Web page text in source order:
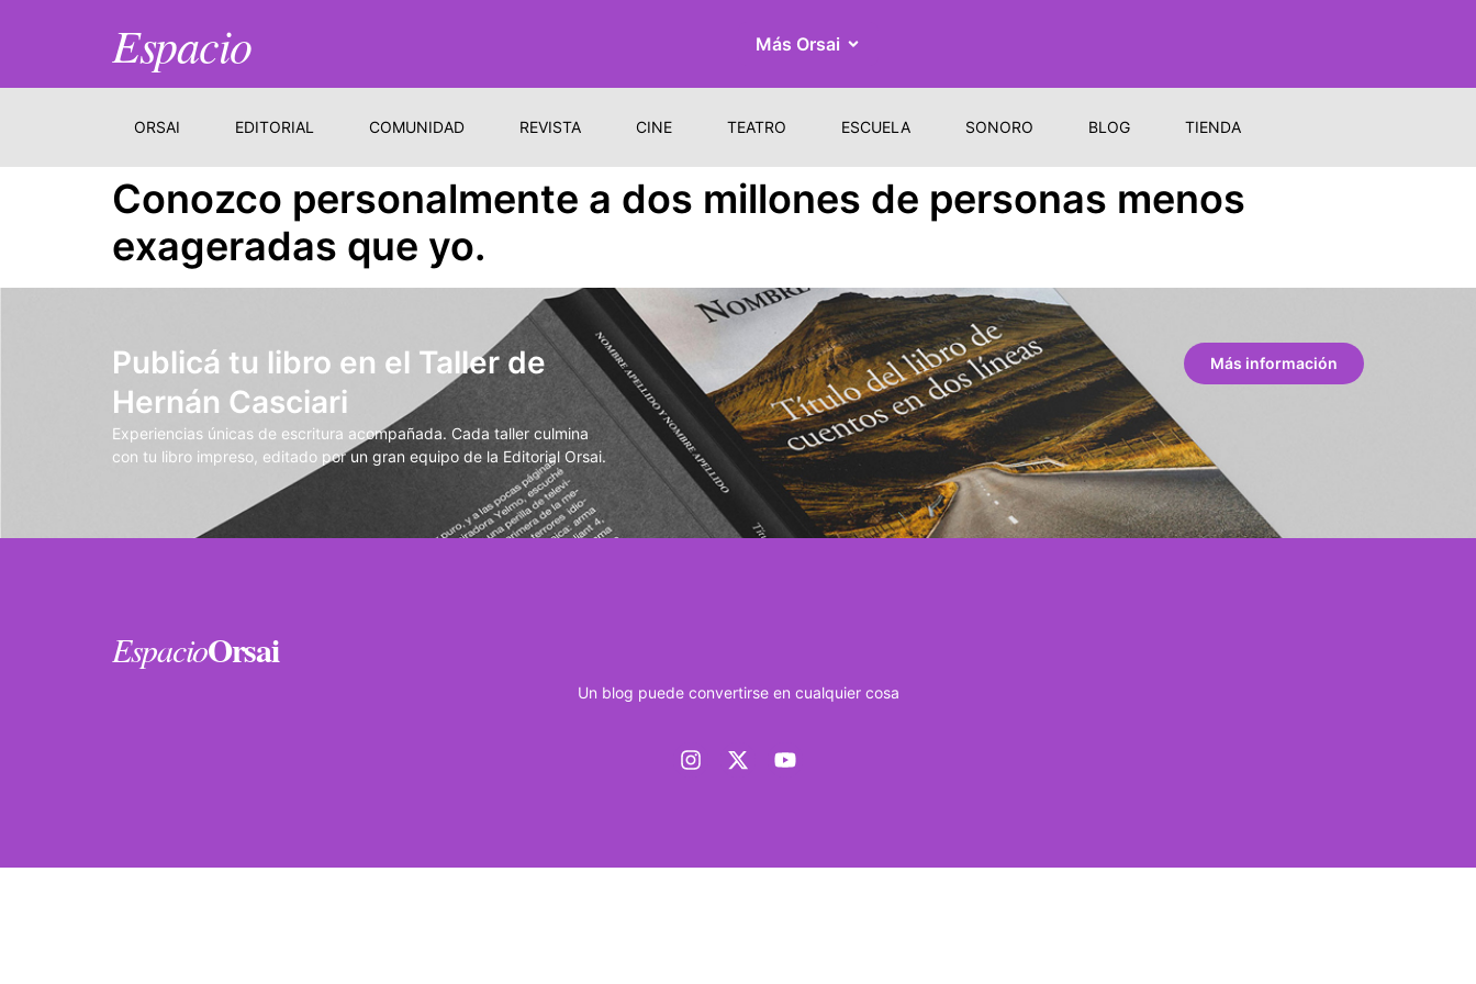
Espacio Más Orsai
ORSAI EDITORIAL COMUNIDAD REVISTA CINE TEATRO ESCUELA SONORO BLOG TIENDA
Conozco personalmente a dos millones de personas menos
exageradas que yo.
Publicá tu libro en el Taller de
Hernán Casciari
Experiencias únicas de escritura acompañada. Cada taller culmina
con tu libro impreso, editado por un gran equipo de la Editorial Orsai.
Más información
EspacioOrsai
Un blog puede convertirse en cualquier cosa